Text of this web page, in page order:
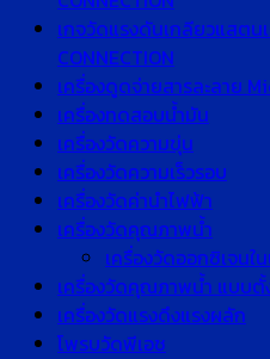
เกจวัดแรงดันเกลียวแสตนเ
CONNECTION
เครื่องดูดจ่ายสารละลาย
เครื่องทดสอบน้ำมัน
เครื่องวัดความขุ่น
เครื่องวัดความเร็วรอบ
เครื่องวัดค่านำไฟฟ้า
เครื่องวัดคุณภาพน้ำ
เครื่องวัดออกซิเจนใ
เครื่องวัดคุณภาพน้ำ แบบตั้
เครื่องวัดแรงดึงแรงผลัก
โพรบวัดพีเอช